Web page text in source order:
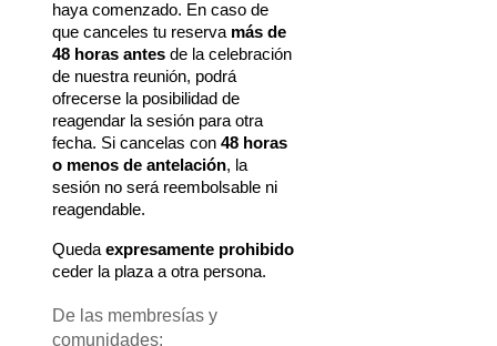
haya comenzado. En caso de
que canceles tu reserva más de
48 horas antes de la celebración
de nuestra reunión, podrá
ofrecerse la posibilidad de
reagendar la sesión para otra
fecha. Si cancelas con 48 horas
o menos de antelación, la
sesión no será reembolsable ni
reagendable.
Queda expresamente prohibido
ceder la plaza a otra persona.
De las membresías y
comunidades: